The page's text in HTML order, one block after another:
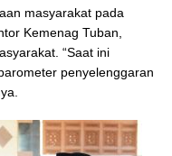
masyarakat pada
Kemenag Tuban,
“Saat ini
penyelenggaran